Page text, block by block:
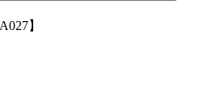
】